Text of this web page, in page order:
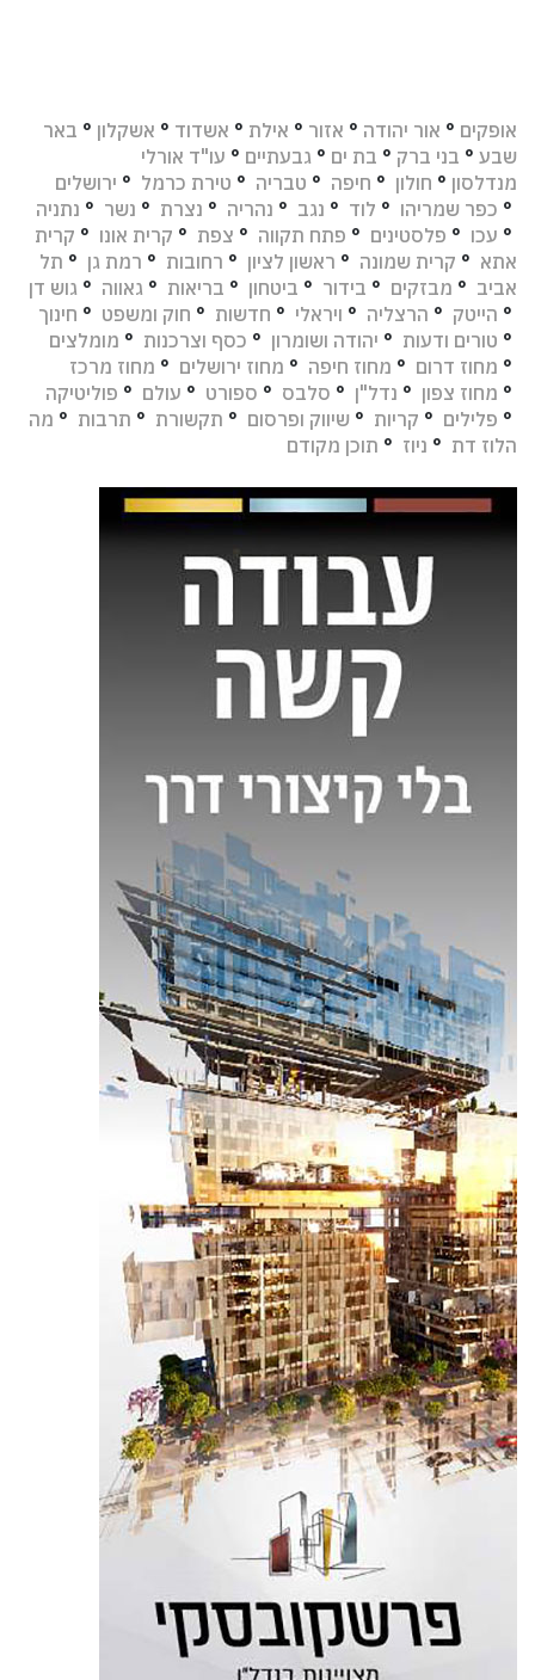
אופקים ° אור יהודה ° אזור ° אילת ° אשדוד ° אשקלון ° באר
שבע ° בני ברק ° בת ים ° גבעתיים ° עו"ד אורלי
מנדלסון ° חולון ° חיפה ° טבריה ° טירת כרמל ° ירושלים
° כפר שמריהו ° לוד ° נגב ° נהריה ° נצרת ° נשר ° נתניה
° עכו ° פלסטינים ° פתח תקווה ° צפת ° קרית אונו ° קרית
אתא ° קרית שמונה ° ראשון לציון ° רחובות ° רמת גן ° תל
אביב ° מבזקים ° בידור ° ביטחון ° בריאות ° גאווה ° גוש דן
° הייטק ° הרצליה ° ויראלי ° חדשות ° חוק ומשפט ° חינוך
° טורים ודעות ° יהודה ושומרון ° כסף וצרכנות ° מומלצים
° מחוז דרום ° מחוז חיפה ° מחוז ירושלים ° מחוז מרכז
° מחוז צפון ° נדל"ן ° סלבס ° ספורט ° עולם ° פוליטיקה
° פלילים ° קריות ° שיווק ופרסום ° תקשורת ° תרבות ° מה
הלוז דת ° ניוז ° תוכן מקודם